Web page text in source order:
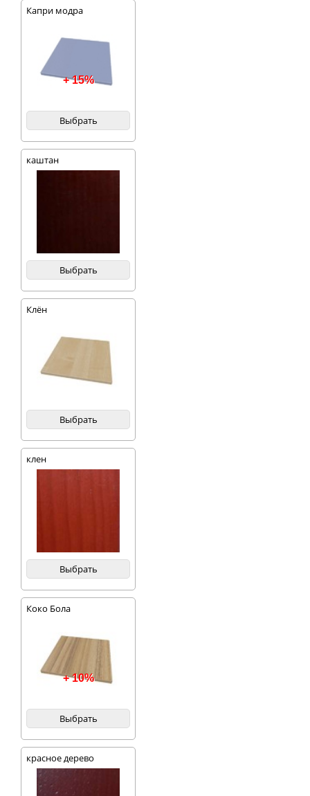
Капри модра
+ 15%
Выбрать
каштан
Выбрать
Клён
Выбрать
клен
Выбрать
Коко Бола
+ 10%
Выбрать
красное дерево